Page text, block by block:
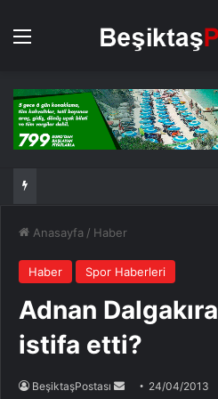
Menü
Anasayfa / Haber
Haber Spor Haberleri
Adnan
istifa etti?
BeşiktaşPostası
Bir
24/04/2013